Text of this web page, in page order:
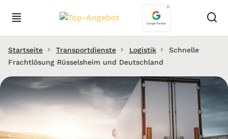
Startseite Transportdienste Logistik
Schnelle
Frachtlösung Rüsselsheim und Deutschland